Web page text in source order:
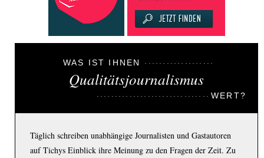
WAS IST IHNEN
Qualitätsjournalismus
WERT?
Täglich schreiben unabhängige Journalisten und Gastautoren
auf Tichys Einblick ihre Meinung zu den Fragen der Zeit. Zu